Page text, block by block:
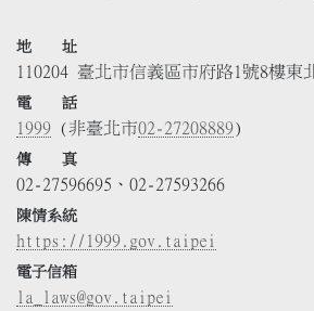
地 址
110204 臺北市信義區市府路1號8樓東
電 話
1999 (非臺北市02-27208889)
傳 真
02-27596695、02-27593266
陳情系統
https://1999.gov.taipei
電子信箱
la_laws@gov.taipei